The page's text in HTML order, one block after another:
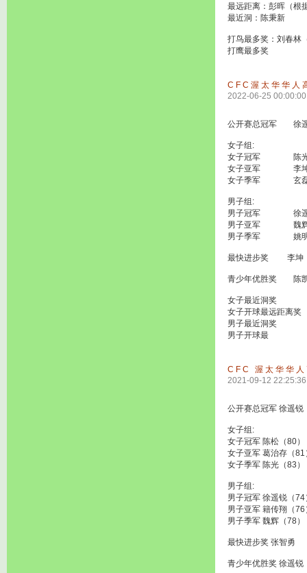
最远距离：彭晖（根
最近洞：陈秉新
打鸟最多奖：刘春林
打鹰最多奖
CFC渥太华华
2022-06-25 00:00:00
公开赛总冠军 徐
女子组:
女子冠军 陈光
女子亚军 李坤
女子季军 玄磊
男子组:
男子冠军 徐遥
男子亚军 魏辉
男子季军 姚明
最快进步奖 李坤
青少年优胜奖 陈
女子最近洞奖
女子开球最远距离
男子最近洞奖
男子开球最
CFC 渥太华华
2021-09-12 22:25:36
公开赛总冠军 徐遥锐
女子组:
女子冠军 陈松（80）
女子亚军 葛治存（81
女子季军 陈光（83）
男子组:
男子冠军 徐遥锐（74
男子亚军 籍传翔（76
男子季军 魏辉（78）
最快进步奖 张智勇
青少年优胜奖 徐遥锐